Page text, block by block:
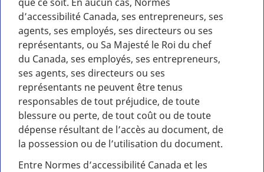
d’accessibilité Canada, ses entrepreneurs, ses
agents, ses employés, ses directeurs ou ses
représentants, ou Sa Majesté le Roi du chef
du Canada, ses employés, ses entrepreneurs,
ses agents, ses directeurs ou ses
représentants ne peuvent être tenus
responsables de tout préjudice, de toute
blessure ou perte, de tout coût ou de toute
dépense résultant de l’accès au document, de
la possession ou de l’utilisation du document.
Entre Normes d’accessibilité Canada et les